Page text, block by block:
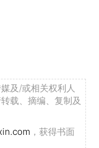
及/或相关权利人
载、摘编、复制及
，获得书面